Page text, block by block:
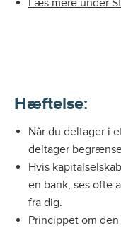
Hæftelse:
Når du deltager i
deltager
Hvis
en bank, ses ofte
fra dig.
Princippet om